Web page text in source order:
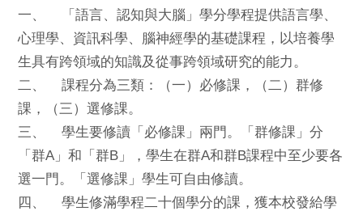
一、 「語言、認知與大腦」學分學程提供語言學、
心理學、資訊科學、腦神經學的基礎課程，以培養學
生具有跨領域的知識及從事跨領域研究的能力。
二、 課程分為三類：（一）必修課，（二）群修
課，（三）選修課。
三、 學生要修讀「必修課」兩門。「群修課」分
「群A」和「群B」，學生在群A和群B課程中至少要各
選一門。「選修課」學生可自由修讀。
四、 學生修滿學程二十個學分的課，獲本校發給學